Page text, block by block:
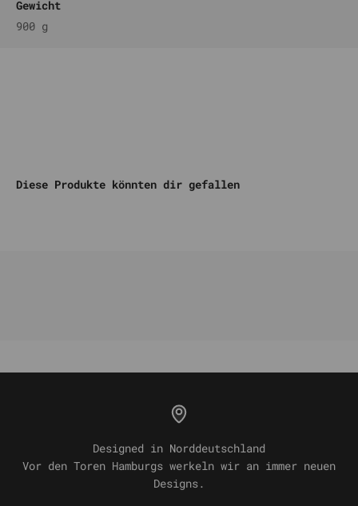
Gewicht
900 g
Diese Produkte könnten dir gefallen
Designed in Norddeutschland
Vor den Toren Hamburgs werkeln wir an immer neuen
Designs.